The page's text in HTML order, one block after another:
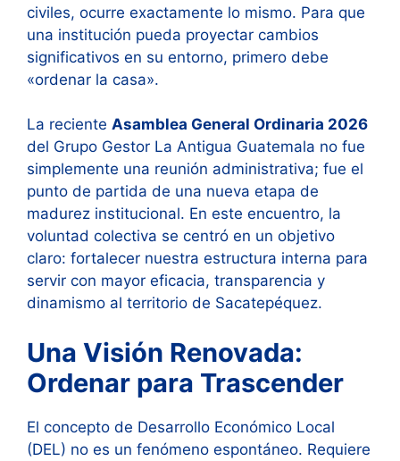
civiles, ocurre exactamente lo mismo. Para que
una institución pueda proyectar cambios
significativos en su entorno, primero debe
«ordenar la casa».
La reciente Asamblea General Ordinaria 2026
del Grupo Gestor La Antigua Guatemala no fue
simplemente una reunión administrativa; fue el
punto de partida de una nueva etapa de
madurez institucional. En este encuentro, la
voluntad colectiva se centró en un objetivo
claro: fortalecer nuestra estructura interna para
servir con mayor eficacia, transparencia y
dinamismo al territorio de Sacatepéquez.
Una Visión Renovada:
Ordenar para Trascender
El concepto de Desarrollo Económico Local
(DEL) no es un fenómeno espontáneo. Requiere